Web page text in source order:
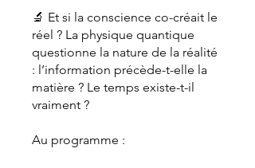
🔬 Et si la conscience co-créait le
réel ? La physique quantique
questionne la nature de la réalité
: l’information précède-t-elle la
matière ? Le temps existe-t-il
vraiment ?
Au programme :